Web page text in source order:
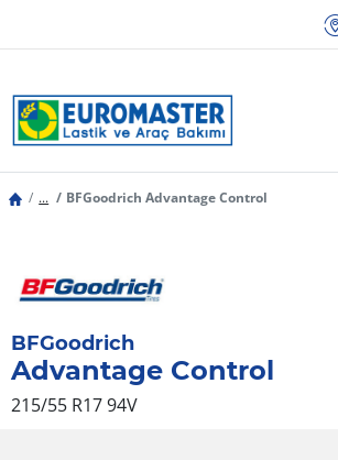
... BFGoodrich Advantage Control
BFGoodrich
Advantage Control
215/55 R17 94V